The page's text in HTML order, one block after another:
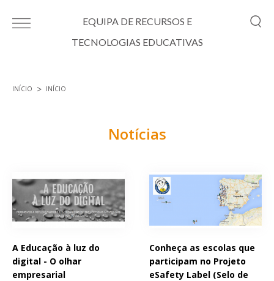
EQUIPA DE RECURSOS E
TECNOLOGIAS EDUCATIVAS
INÍCIO INÍCIO
Notícias
A Educação à luz do
digital - O olhar
empresarial
Conheça as escolas que
participam no Projeto
eSafety Label (Selo de
Páginas